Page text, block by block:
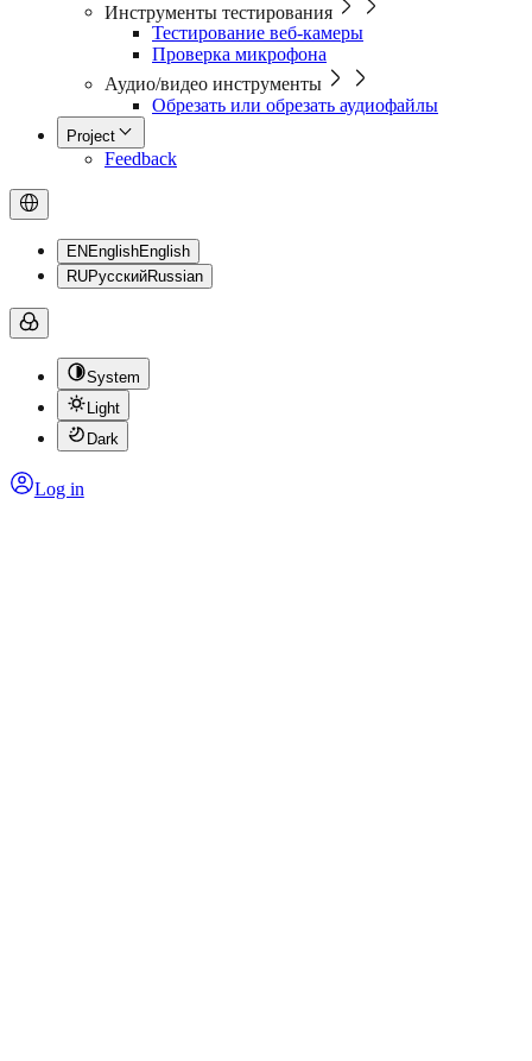
Инструменты тестирования
Тестирование веб-камеры
Проверка микрофона
Аудио/видео инструменты
Обрезать или обрезать аудиофайлы
Project
Feedback
EN EnglishEnglish
RUРусскийRussian
System
Light
Dark
Log in